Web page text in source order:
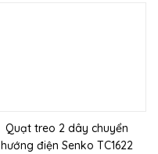
Quạt treo 2 dây chuyển
hướng điện Senko TC1622